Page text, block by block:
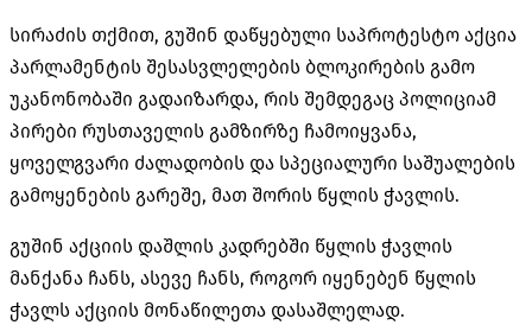
სირაძის თქმით, გუშინ დაწყებული საპროტესტო აქცია
პარლამენტის შესასვლელების ბლოკირების გამო
უკანონობაში გადაიზარდა, რის შემდეგაც პოლიციამ
პირები რუსთაველის გამზირზე ჩამოიყვანა,
ყოველგვარი ძალადობის და სპეციალური საშუალების
გამოყენების გარეშე, მათ შორის წყლის ჭავლის.
გუშინ აქციის დაშლის კადრებში წყლის ჭავლის
მანქანა ჩანს, ასევე ჩანს, როგორ იყენებენ წყლის
ჭავლს აქციის მონაწილეთა დასაშლელად.